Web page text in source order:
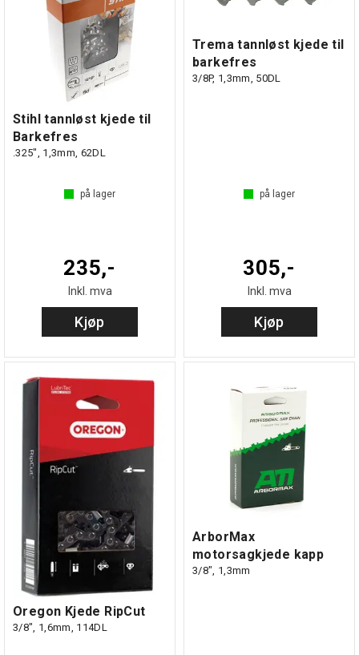
Stihl tannløst kjede til
Barkefres
.325", 1,3mm, 62DL
på lager
235,-
Inkl. mva
Kjøp
Trema tannløst kjede til
barkefres
3/8P, 1,3mm, 50DL
på lager
305,-
Inkl. mva
Kjøp
Oregon Kjede RipCut
3/8", 1,6mm, 114DL
ArborMax
motorsagkjede kapp
3/8", 1,3mm